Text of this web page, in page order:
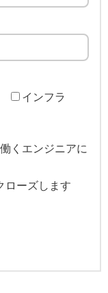
インフラ
くエンジニアに
ローズします